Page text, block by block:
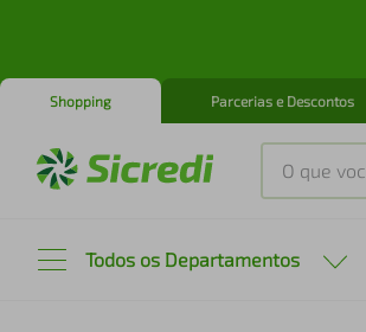
Shopping Parcerias e Descontos
O que você
Todos os Departamentos